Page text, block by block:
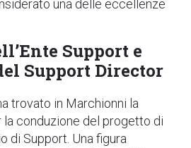
una delle eccellenze
Support e
Support Director
trovato in Marchionni la
conduzione del progetto di
di Support. Una figura